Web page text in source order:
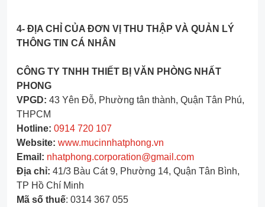
4- ĐỊA CHỈ CỦA ĐƠN VỊ THU THẬP VÀ QUẢN LÝ
THÔNG TIN CÁ NHÂN
CÔNG TY TNHH THIẾT BỊ VĂN PHÒNG NHẤT
PHONG
VPGD: 43 Yên Đỗ, Phường tân thành, Quận Tân Phú,
THPCM
Hotline: 0914 720 107
Website: www.mucinnhatphong.vn
Email: nhatphong.corporation@gmail.com
Địa chỉ: 41/3 Bàu Cát 9, Phường 14, Quận Tân Bình,
TP Hồ Chí Minh
Mã số thuế: 0314 367 055